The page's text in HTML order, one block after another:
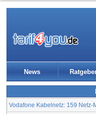
News
Vodafone Kabelnetz: 159